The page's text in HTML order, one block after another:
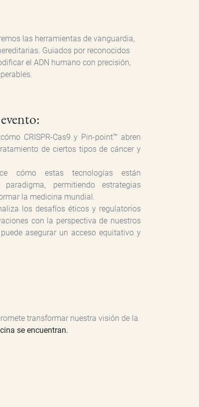
las herramientas de vanguardia,
Guiados por reconocidos
el ADN humano con precisión,
CRISPR-Cas9 y Pin-point™️ abren
de ciertos tipos de cáncer y
cómo estas tecnologías están
permitiendo estrategias
la medicina mundial.
los desafíos éticos y regulatorios
con la perspectiva de nuestros
asegurar un acceso equitativo y
transformar nuestra visión de la
se encuentran.